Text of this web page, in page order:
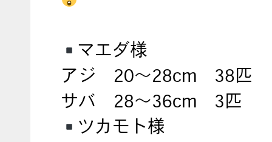
マエダ様
アジ 20～28cm 38匹
サバ 28～36cm 3匹
ツカモト様